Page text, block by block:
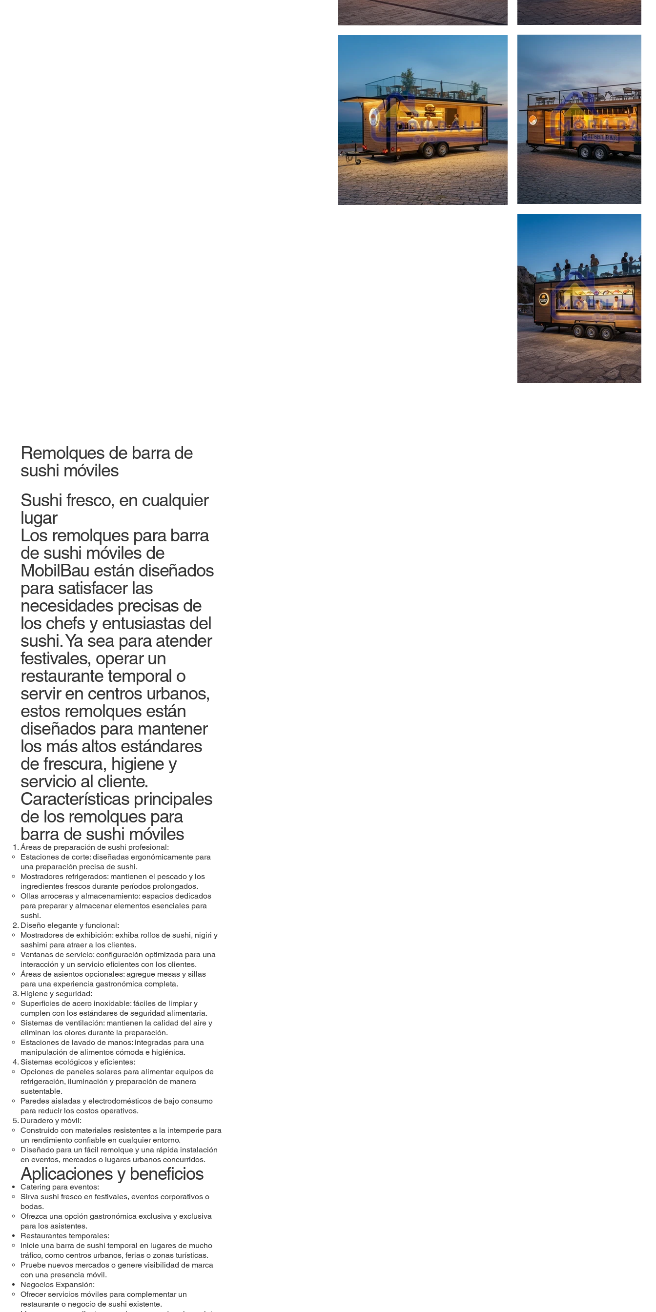
Sushi fresco, en cualquier
lugar
Los remolques para barra
de sushi móviles de
MobilBau están diseñados
para satisfacer las
necesidades precisas de
los chefs y entusiastas del
sushi. Ya sea para atender
festivales, operar un
restaurante temporal o
servir en centros urbanos,
estos remolques están
diseñados para mantener
los más altos estándares
de frescura, higiene y
servicio al cliente.
Características principales
de los remolques para
barra de sushi móviles
Áreas de preparación de sushi profesional:
Estaciones de corte: diseñadas ergonómicamente para
una preparación precisa de sushi.
Mostradores refrigerados: mantienen el pescado y los
ingredientes frescos durante períodos prolongados.
Ollas arroceras y almacenamiento: espacios dedicados
para preparar y almacenar elementos esenciales para
sushi.
Diseño elegante y funcional:
Mostradores de exhibición: exhiba rollos de sushi, nigiri y
sashimi para atraer a los clientes.
Ventanas de servicio: configuración optimizada para una
interacción y un servicio eficientes con los clientes.
Áreas de asientos opcionales: agregue mesas y sillas
para una experiencia gastronómica completa.
Higiene y seguridad:
Superficies de acero inoxidable: fáciles de limpiar y
cumplen con los estándares de seguridad alimentaria.
Sistemas de ventilación: mantienen la calidad del aire y
eliminan los olores durante la preparación.
Estaciones de lavado de manos: integradas para una
manipulación de alimentos cómoda e higiénica.
Sistemas ecológicos y eficientes:
Opciones de paneles solares para alimentar equipos de
refrigeración, iluminación y preparación de manera
sustentable.
Paredes aisladas y electrodomésticos de bajo consumo
para reducir los costos operativos.
Duradero y móvil:
Construido con materiales resistentes a la intemperie para
un rendimiento confiable en cualquier entorno.
Diseñado para un fácil remolque y una rápida instalación
en eventos, mercados o lugares urbanos concurridos.
Aplicaciones y beneficios
Catering para eventos:
Sirva sushi fresco en festivales, eventos corporativos o
bodas.
Ofrezca una opción gastronómica exclusiva y exclusiva
para los asistentes.
Restaurantes temporales:
Inicie una barra de sushi temporal en lugares de mucho
tráfico, como centros urbanos, ferias o zonas turísticas.
Pruebe nuevos mercados o genere visibilidad de marca
con una presencia móvil.
Negocios Expansión:
Ofrecer servicios móviles para complementar un
restaurante o negocio de sushi existente.
Remolques de barra de
sushi móviles